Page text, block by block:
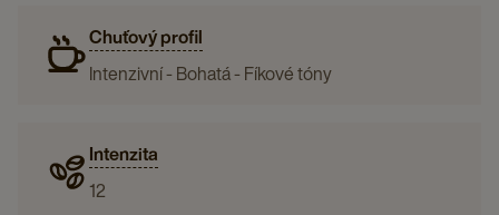
Chuťový profil
Intenzivní - Bohatá - Fíkové tóny
Intenzita
12